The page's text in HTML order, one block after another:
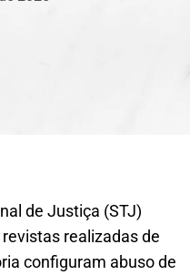
de Justiça (STJ)
realizadas de
configuram abuso de